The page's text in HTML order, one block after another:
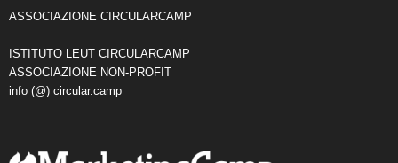
ASSOCIAZIONE CIRCULARCAMP
ISTITUTO LEUT CIRCULARCAMP
ASSOCIAZIONE NON-PROFIT
info (@) circular.camp